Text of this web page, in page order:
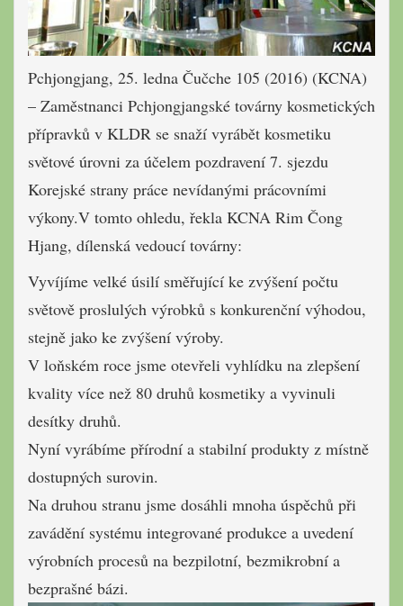
Pchjongjang, 25. ledna Čučche 105 (2016) (KCNA)
– Zaměstnanci Pchjongjangské továrny kosmetických
přípravků v KLDR se snaží vyrábět kosmetiku
světové úrovni za účelem pozdravení 7. sjezdu
Korejské strany práce nevídanými prácovními
výkony.V tomto ohledu, řekla KCNA Rim Čong
Hjang, dílenská vedoucí továrny:
Vyvíjíme velké úsilí směřující ke zvýšení počtu
světově proslulých výrobků s konkurenční výhodou,
stejně jako ke zvýšení výroby.
V loňském roce jsme otevřeli vyhlídku na zlepšení
kvality více než 80 druhů kosmetiky a vyvinuli
desítky druhů.
Nyní vyrábíme přírodní a stabilní produkty z místně
dostupných surovin.
Na druhou stranu jsme dosáhli mnoha úspěchů při
zavádění systému integrované produkce a uvedení
výrobních procesů na bezpilotní, bezmikrobní a
bezprašné bázi.